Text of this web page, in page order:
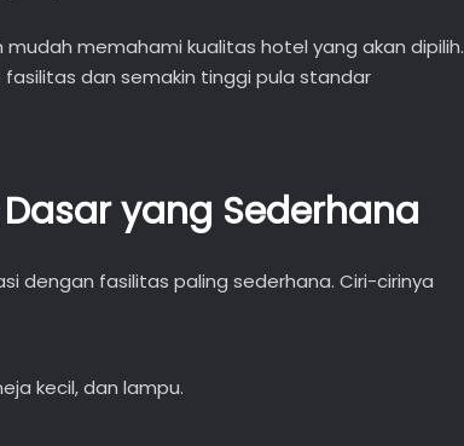
memahami kualitas hotel yang akan dipilih.
dan semakin tinggi pula standar
yang Sederhana
dengan fasilitas paling sederhana. Ciri-cirinya
kecil, dan lampu.